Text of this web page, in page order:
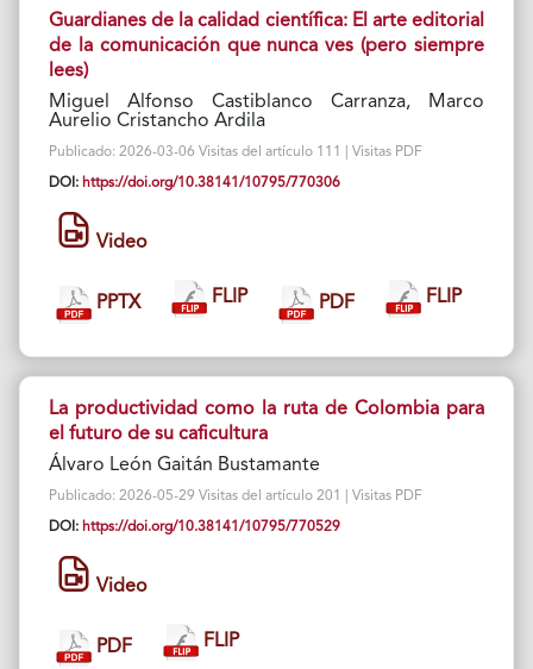
Guardianes de la calidad científica: El arte editorial
de la comunicación que nunca ves (pero siempre
lees)
Miguel Alfonso Castiblanco Carranza, Marco
Aurelio Cristancho Ardila
Publicado: 2026-03-06 Visitas del artículo 111 | Visitas PDF
DOI: https://doi.org/10.38141/10795/770306
Video
PPTX FLIP PDF FLIP
La productividad como la ruta de Colombia para
el futuro de su caficultura
Álvaro León Gaitán Bustamante
Publicado: 2026-05-29 Visitas del artículo 201 | Visitas PDF
DOI: https://doi.org/10.38141/10795/770529
Video
PDF FLIP